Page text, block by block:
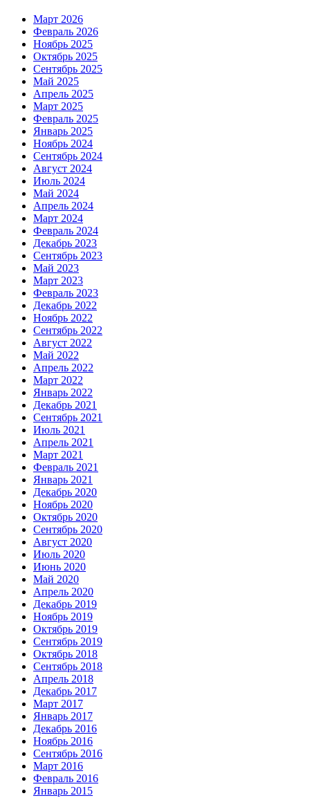
Март 2026
Февраль 2026
Ноябрь 2025
Октябрь 2025
Сентябрь 2025
Май 2025
Апрель 2025
Март 2025
Февраль 2025
Январь 2025
Ноябрь 2024
Сентябрь 2024
Август 2024
Июль 2024
Май 2024
Апрель 2024
Март 2024
Февраль 2024
Декабрь 2023
Сентябрь 2023
Май 2023
Март 2023
Февраль 2023
Декабрь 2022
Ноябрь 2022
Сентябрь 2022
Август 2022
Май 2022
Апрель 2022
Март 2022
Январь 2022
Декабрь 2021
Сентябрь 2021
Июль 2021
Апрель 2021
Март 2021
Февраль 2021
Январь 2021
Декабрь 2020
Ноябрь 2020
Октябрь 2020
Сентябрь 2020
Август 2020
Июль 2020
Июнь 2020
Май 2020
Апрель 2020
Декабрь 2019
Ноябрь 2019
Октябрь 2019
Сентябрь 2019
Октябрь 2018
Сентябрь 2018
Апрель 2018
Декабрь 2017
Март 2017
Январь 2017
Декабрь 2016
Ноябрь 2016
Сентябрь 2016
Март 2016
Февраль 2016
Январь 2015